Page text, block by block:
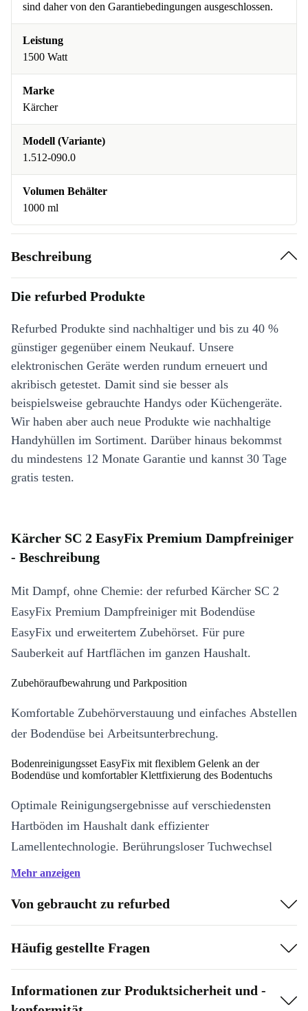
sind daher von den Garantiebedingungen ausgeschlossen.
Leistung
1500 Watt
Marke
Kärcher
Modell (Variante)
1.512-090.0
Volumen Behälter
1000 ml
Beschreibung
Die refurbed Produkte
Refurbed Produkte sind nachhaltiger und bis zu 40 %
günstiger gegenüber einem Neukauf. Unsere
elektronischen Geräte werden rundum erneuert und
akribisch getestet. Damit sind sie besser als
beispielsweise gebrauchte Handys oder Küchengeräte.
Wir haben aber auch neue Produkte wie nachhaltige
Handyhüllen im Sortiment. Darüber hinaus bekommst
du mindestens 12 Monate Garantie und kannst 30 Tage
gratis testen.
Kärcher SC 2 EasyFix Premium Dampfreiniger
- Beschreibung
Mit Dampf, ohne Chemie: der refurbed Kärcher SC 2
EasyFix Premium Dampfreiniger mit Bodendüse
EasyFix und erweitertem Zubehörset. Für pure
Sauberkeit auf Hartflächen im ganzen Haushalt.
Zubehöraufbewahrung und Parkposition
Komfortable Zubehörverstauung und einfaches Abstellen
der Bodendüse bei Arbeitsunterbrechung.
Bodenreinigungsset EasyFix mit flexiblem Gelenk an der
Bodendüse und komfortabler Klettfixierung des Bodentuchs
Optimale Reinigungsergebnisse auf verschiedensten
Hartböden im Haushalt dank effizienter
Lamellentechnologie. Berührungsloser Tuchwechsel
ohne Schmutzkontakt und komfortables Anbringen des
effektives Reinigen mit vollem Bodenkontakt bei jeder
Körpergröße dank flexiblem Düsengelenk.
Kindersicherung an der Dampfpistole
Ein Verschlusssystem bietet sicheren Schutz vor
Mehr anzeigen
Von gebraucht zu refurbed
Häufig gestellte Fragen
Informationen zur Produktsicherheit und -